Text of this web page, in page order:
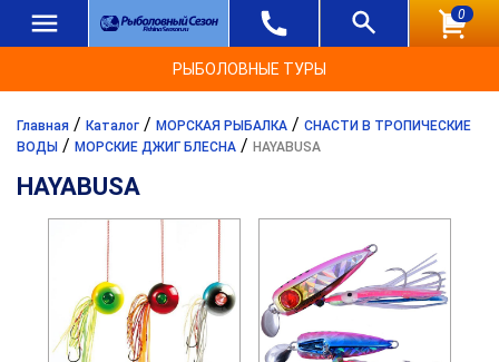
0
РЫБОЛОВНЫЕ ТУРЫ
Главная / Каталог / МОРСКАЯ РЫБАЛКА / СНАСТИ В ТРОПИЧЕСКИЕ
ВОДЫ / МОРСКИЕ ДЖИГ БЛЕСНА / HAYABUSA
HAYABUSA